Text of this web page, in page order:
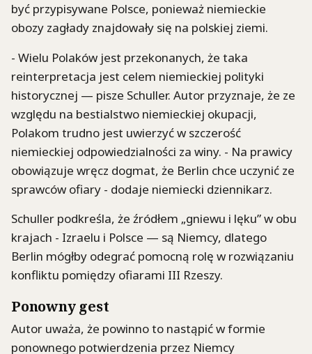
być przypisywane Polsce, ponieważ niemieckie
obozy zagłady znajdowały się na polskiej ziemi.
- Wielu Polaków jest przekonanych, że taka
reinterpretacja jest celem niemieckiej polityki
historycznej — pisze Schuller. Autor przyznaje, że ze
względu na bestialstwo niemieckiej okupacji,
Polakom trudno jest uwierzyć w szczerość
niemieckiej odpowiedzialności za winy. - Na prawicy
obowiązuje wręcz dogmat, że Berlin chce uczynić ze
sprawców ofiary - dodaje niemiecki dziennikarz.
Schuller podkreśla, że źródłem „gniewu i lęku” w obu
krajach - Izraelu i Polsce — są Niemcy, dlatego
Berlin mógłby odegrać pomocną rolę w rozwiązaniu
konfliktu pomiędzy ofiarami III Rzeszy.
Ponowny gest
Autor uważa, że powinno to nastąpić w formie
ponownego potwierdzenia przez Niemcy